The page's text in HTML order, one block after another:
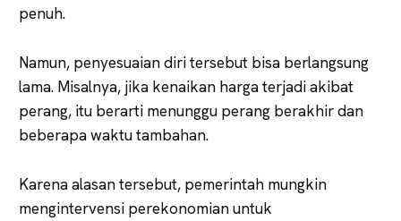
penuh.
Namun, penyesuaian diri tersebut bisa berlangsung
lama. Misalnya, jika kenaikan harga terjadi akibat
perang, itu berarti menunggu perang berakhir dan
beberapa waktu tambahan.
Karena alasan tersebut, pemerintah mungkin
mengintervensi perekonomian untuk